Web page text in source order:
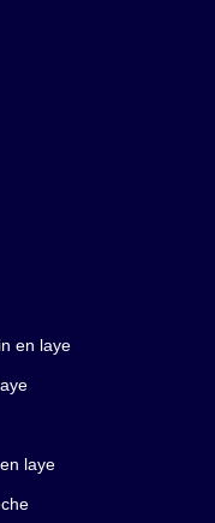
en laye
laye